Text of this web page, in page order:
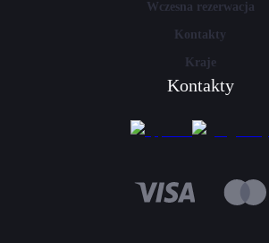
Wczesna rezerwacja
Kontakty
Kraje
Kontakty